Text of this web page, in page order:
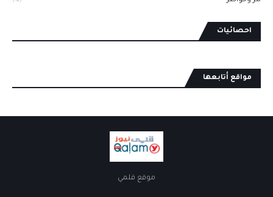
احصائيات
مواقع أتابعها
موقع قلمي